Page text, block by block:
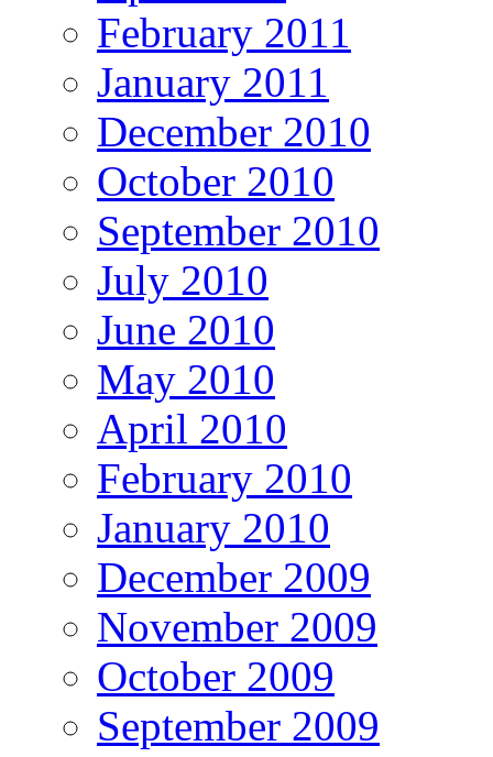
February 2011
January 2011
December 2010
October 2010
September 2010
July 2010
June 2010
May 2010
April 2010
February 2010
January 2010
December 2009
November 2009
October 2009
September 2009